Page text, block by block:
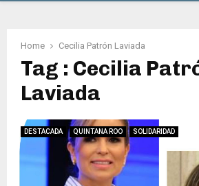
Home Cecilia Patrón Laviada
Tag : Cecilia
Laviada
DESTACADA QUINTANA ROO SOLIDARIDAD